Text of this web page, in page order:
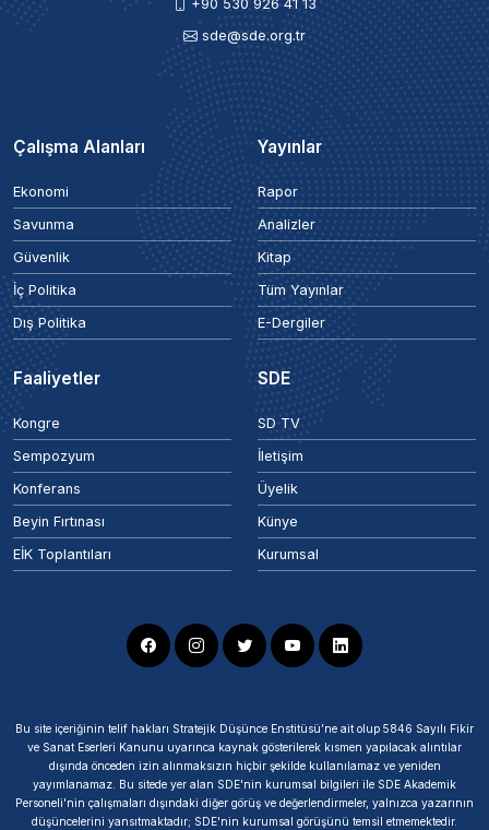
+90 530 926 41 13
sde@sde.org.tr
Çalışma Alanları
Ekonomi
Savunma
Güvenlik
İç Politika
Dış Politika
Yayınlar
Rapor
Analizler
Kitap
Tüm Yayınlar
E-Dergiler
Faaliyetler
Kongre
Sempozyum
Konferans
Beyin Fırtınası
EİK Toplantıları
SDE
SD TV
İletişim
Üyelik
Künye
Kurumsal
Bu site içeriğinin telif hakları Stratejik Düşünce Enstitüsü’ne ait olup 5846 Sayılı Fikir
ve Sanat Eserleri Kanunu uyarınca kaynak gösterilerek kısmen yapılacak alıntılar
dışında önceden izin alınmaksızın hiçbir şekilde kullanılamaz ve yeniden
yayımlanamaz. Bu sitede yer alan SDE'nin kurumsal bilgileri ile SDE Akademik
Personeli'nin çalışmaları dışındaki diğer görüş ve değerlendirmeler, yalnızca yazarının
düşüncelerini yansıtmaktadır; SDE'nin kurumsal görüşünü temsil etmemektedir.